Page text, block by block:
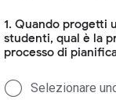
1. Quando progetti
studenti, qual è la
processo di
Selezionare